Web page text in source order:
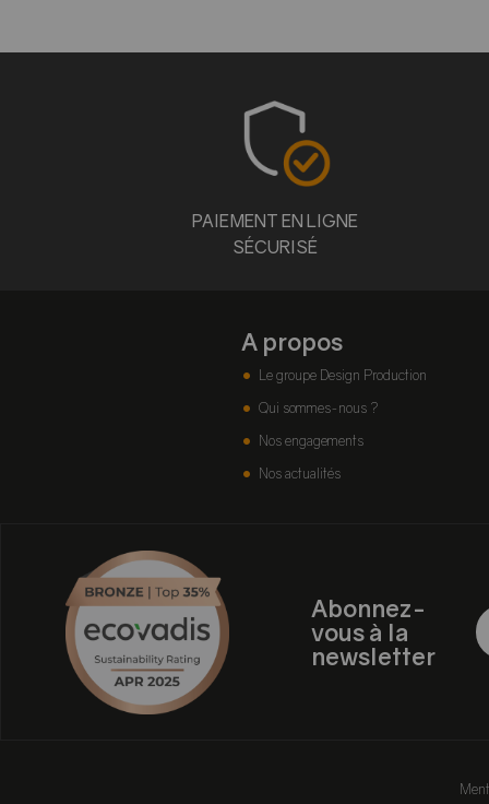
PAIEMENT EN LIGNE
SÉCURISÉ
A propos
Le groupe Design Production
Qui sommes-nous ?
Nos engagements
Nos actualités
Abonnez-
vous à la
newsletter